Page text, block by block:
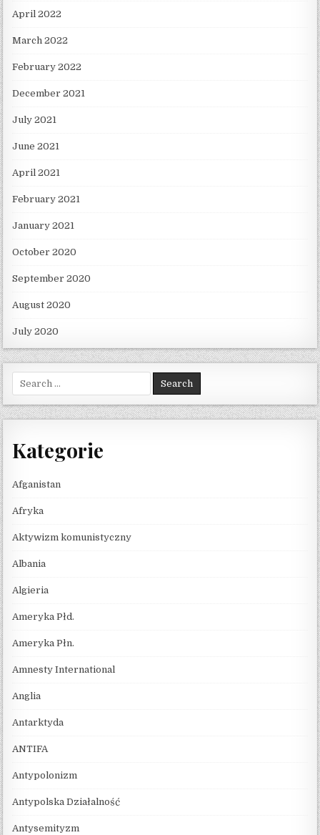
April 2022
March 2022
February 2022
December 2021
July 2021
June 2021
April 2021
February 2021
January 2021
October 2020
September 2020
August 2020
July 2020
Search for:
Kategorie
Afganistan
Afryka
Aktywizm komunistyczny
Albania
Algieria
Ameryka Płd.
Ameryka Płn.
Amnesty International
Anglia
Antarktyda
ANTIFA
Antypolonizm
Antypolska Działalność
Antysemityzm